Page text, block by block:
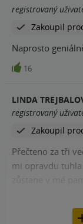
nás...
registrovaný
Zakoupil
Naprosto
16
LINDA
registrovaný
Zakoupil
Přečteno za tři
mi opravdu tuhla
zůstane v mé